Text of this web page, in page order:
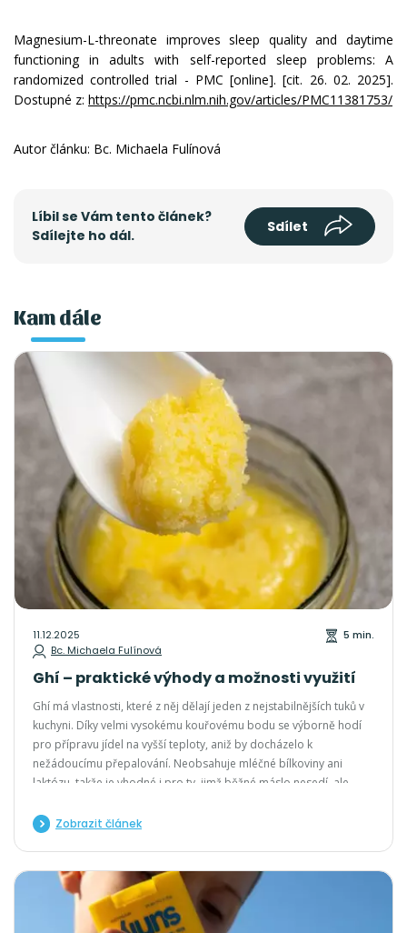
Magnesium-L-threonate improves sleep quality and daytime
functioning in adults with self-reported sleep problems: A
randomized controlled trial - PMC [online]. [cit. 26. 02. 2025].
Dostupné z: https://pmc.ncbi.nlm.nih.gov/articles/PMC11381753/
Autor článku: Bc. Michaela Fulínová
Líbil se Vám tento článek?
Sdílejte ho dál.
Sdílet
Kam dále
11.12.2025
Bc. Michaela Fulínová
5 min.
Ghí – praktické výhody a možnosti využití
Ghí má vlastnosti, které z něj dělají jeden z nejstabilnějších tuků v
kuchyni. Díky velmi vysokému kouřovému bodu se výborně hodí
pro přípravu jídel na vyšší teploty, aniž by docházelo k
nežádoucímu přepalování. Neobsahuje mléčné bílkoviny ani
laktózu, takže je vhodné i pro ty, jimž běžné máslo nesedí, ale
Zobrazit článek